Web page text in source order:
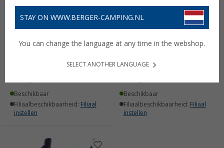
vouwkast AL-105
Beschikbaar
Filiaalbeschikbaarheid: Filiaal
instellen
vouwkast AL-101
Beschikbaar
Filiaalbeschikbaarheid: Filiaal
instellen
STAY ON WWW.BERGER-CAMPING.NL
You can change the language at any time in the webshop.
SELECT ANOTHER LANGUAGE